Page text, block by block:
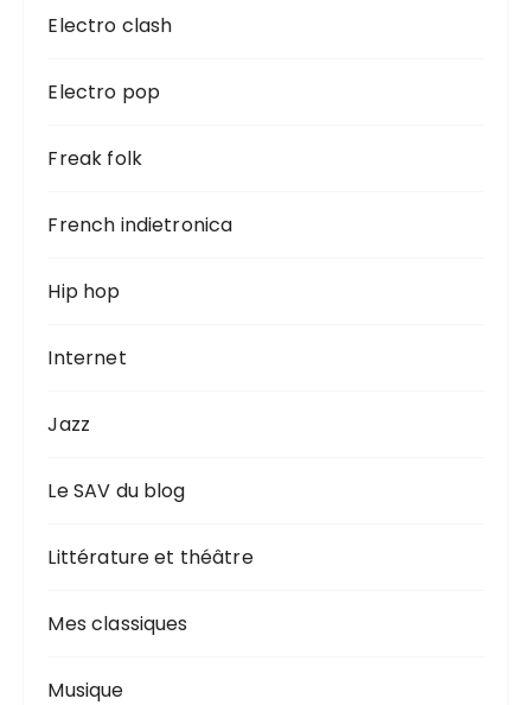
Electro clash
Electro pop
Freak folk
French indietronica
Hip hop
Internet
Jazz
Le SAV du blog
Littérature et théâtre
Mes classiques
Musique